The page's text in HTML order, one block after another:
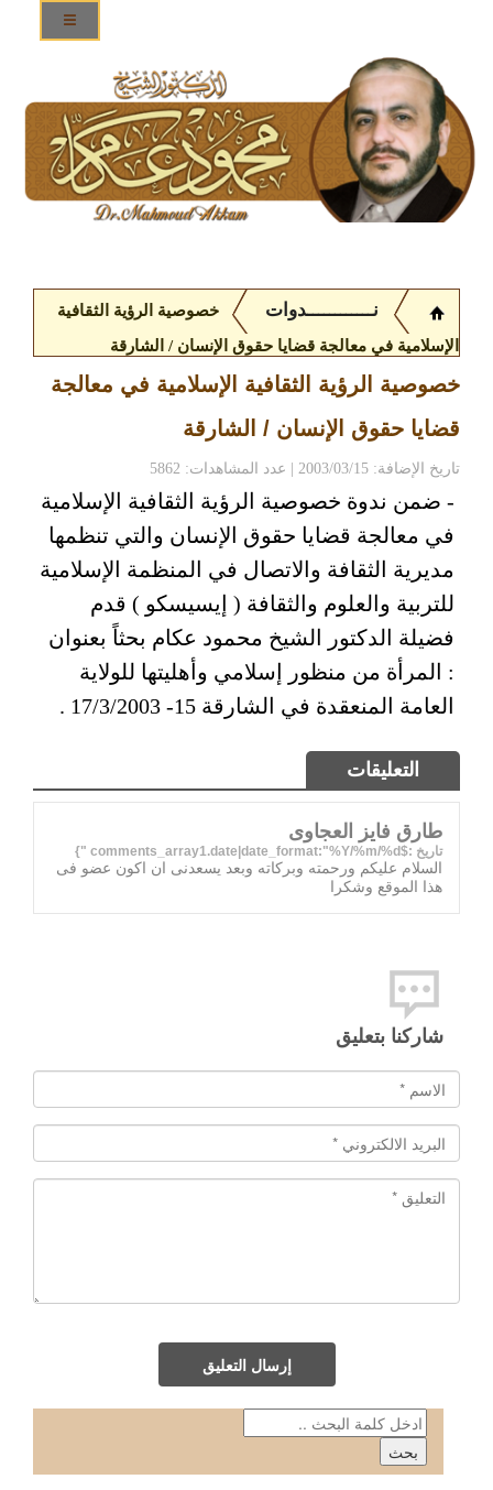
نــــــــــــدوات خصوصية الرؤية الثقافية
الإسلامية في معالجة قضايا حقوق الإنسان / الشارقة
خصوصية الرؤية الثقافية الإسلامية في معالجة
قضايا حقوق الإنسان / الشارقة
تاريخ الإضافة: 2003/03/15 | عدد المشاهدات: 5862
- ضمن ندوة خصوصية الرؤية الثقافية الإسلامية
في معالجة قضايا حقوق الإنسان والتي تنظمها
مديرية الثقافة والاتصال في المنظمة الإسلامية
للتربية والعلوم والثقافة ( إيسيسكو ) قدم
فضيلة الدكتور الشيخ محمود عكام بحثاً بعنوان
: المرأة من منظور إسلامي وأهليتها للولاية
العامة المنعقدة في الشارقة 15- 17/3/2003 .
التعليقات
طارق فايز العجاوى
تاريخ :$comments_array1.date|date_format:"%Y/%m/%d "}
السلام عليكم ورحمته وبركاته وبعد يسعدنى ان اكون عضو فى
هذا الموقع وشكرا
شاركنا بتعليق
إرسال التعليق